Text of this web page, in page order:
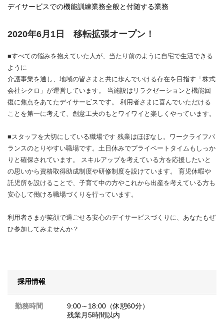
デイサービスでの機能訓練業務全般と付随する業務
2020年6月1日 移転拡張オープン！
■すべての悩みを抱えていた人が、当たり前のように自宅で生活できる
ように
介護事業を通し、地域の皆さまと共に歩んでいける存在を目指す「株式
会社シクロ」が運営しています。 当施設はリラクゼーションと機能回
復に焦点をあてたデイサービスです。 利用者さまに喜んでいただける
ことを第一に考えて、創意工夫のもとワイワイと楽しくやっています。
■スタッフを大切にしている職場です 残業はほぼなし。ワークライフバ
ランスのとりやすい職場です。土日休みでプライベートタイムもしっか
りと確保されています。 スキルアップを考えている方を応援したいと
の思いから資格取得助成制度や研修制度を設けています。 育児休暇や
託児所を設けることで、子育て中の方やこれから出産を考えている方も
安心して働ける職場づくりを行っています。
利用者さまが笑顔で過ごせる安心のデイサービスづくりに、あなたもぜ
ひ参加してみませんか？
採用情報
勤務時間
9:00～18:00（休憩60分）
残業月5時間以内